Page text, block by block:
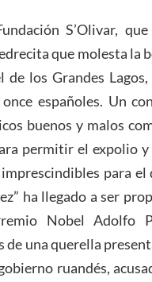
S’Olivar,
que molesta la
de los Grandes
españoles. Un
buenos y malos
permitir el expolio
para
ha llegado a ser
Nobel Adolfo
de una querella
ruandés,